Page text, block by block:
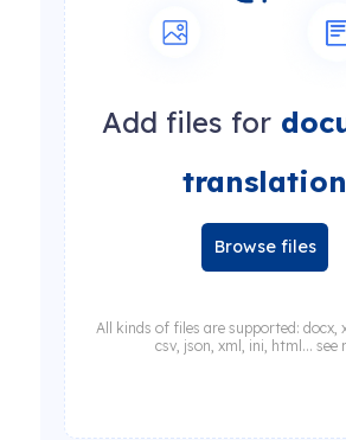
Add files for
translation
Browse files
All kinds of files are supported: docx,
csv, json, xml, ini, html... see